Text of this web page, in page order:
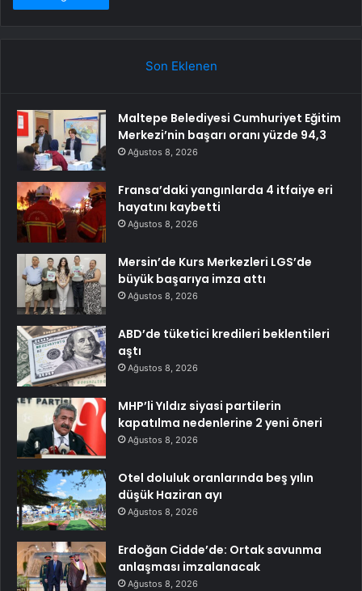
Son Eklenen
Maltepe Belediyesi Cumhuriyet Eğitim
Merkezi’nin başarı oranı yüzde 94,3
Ağustos 8, 2026
Fransa’daki yangınlarda 4 itfaiye eri
hayatını kaybetti
Ağustos 8, 2026
Mersin’de Kurs Merkezleri LGS’de
büyük başarıya imza attı
Ağustos 8, 2026
ABD’de tüketici kredileri beklentileri
aştı
Ağustos 8, 2026
MHP’li Yıldız siyasi partilerin
kapatılma nedenlerine 2 yeni öneri
Ağustos 8, 2026
Otel doluluk oranlarında beş yılın
düşük Haziran ayı
Ağustos 8, 2026
Erdoğan Cidde’de: Ortak savunma
anlaşması imzalanacak
Ağustos 8, 2026